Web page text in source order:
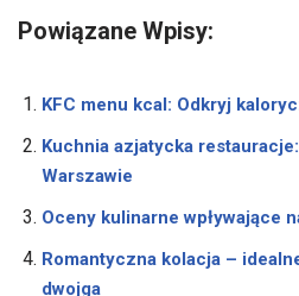
Powiązane Wpisy:
KFC menu kcal: Odkryj
Kuchnia azjatycka
Warszawie
Oceny kulinarne wpływające
Romantyczna kolacja –
dwojga